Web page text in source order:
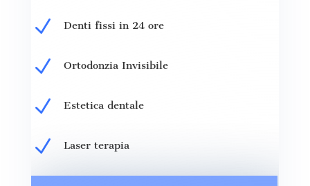
N Denti fissi in 24 ore
N Ortodonzia Invisibile
N Estetica dentale
N Laser terapia